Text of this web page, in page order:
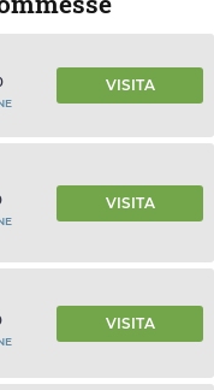
VISITA
VISITA
VISITA